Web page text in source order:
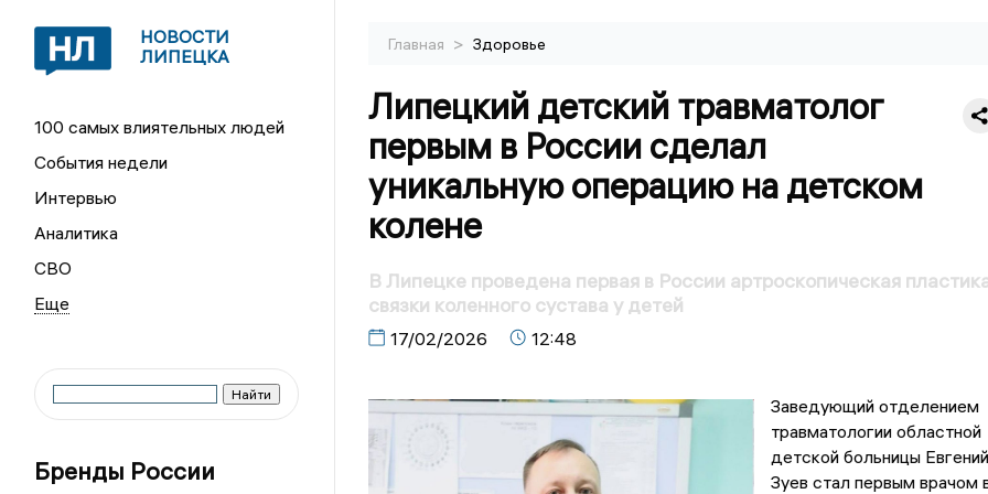
НОВОСТИ
ЛИПЕЦКА
100 самых влиятельных людей
События недели
Интервью
Аналитика
СВО
Бренды России
Главная > Здоровье
Липецкий детский травматолог
первым в России сделал
уникальную операцию на детском
колене
В Липецке проведена первая в России артроскопическая
связки коленного сустава у детей
17/02/2026 12:48
Заведующий отделением
травматологии областной
детской больницы Евгений
Зуев стал первым врачом